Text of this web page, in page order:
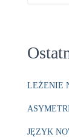
LEŻENIE
JĘZYK